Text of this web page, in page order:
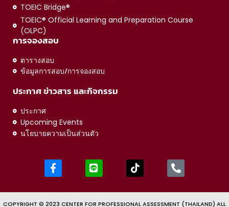
TOEIC Bridge®
TOEIC® Official Learning and Preparation Course
(OLPC)
การจองสอบ
ตารางสอบ
ข้อมูลการสอบ/การจองสอบ
ประกาศ ข่าวสาร และกิจกรรม
ประกาศ
Upcoming Events
นโยบายความเป็นส่วนตัว
COPYRIGHT © 2023 CENTER FOR PROFESSIONAL ASSESSMENT (THAILAND) ALL